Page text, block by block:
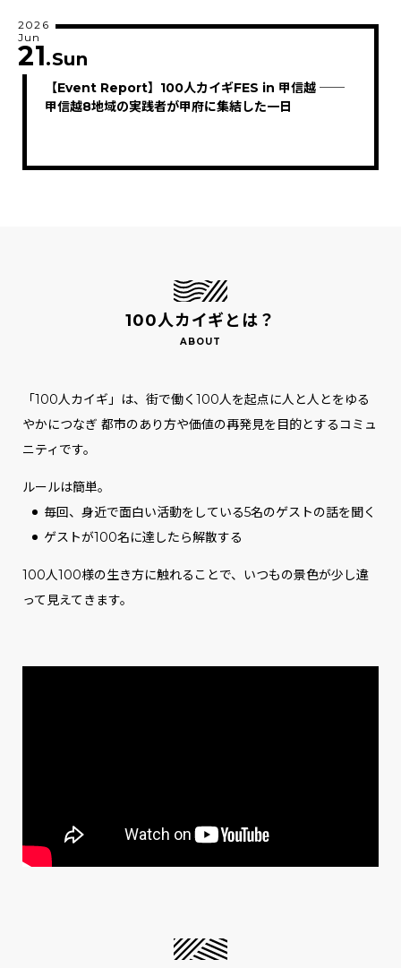
【Event Report】100人カイギFES in 甲信越 ──
甲信越8地域の実践者が甲府に集結した一日
2026
Jun
21.Sun
100人カイギとは？
「100人カイギ」は、街で働く100人を起点に人と人とをゆる
やかにつなぎ 都市のあり方や価値の再発見を目的とするコミュ
ニティです。
ルールは簡単。
毎回、身近で面白い活動をしている5名のゲストの話を聞く
ゲストが100名に達したら解散する
100人100様の生き方に触れることで、いつもの景色が少し違
って見えてきます。